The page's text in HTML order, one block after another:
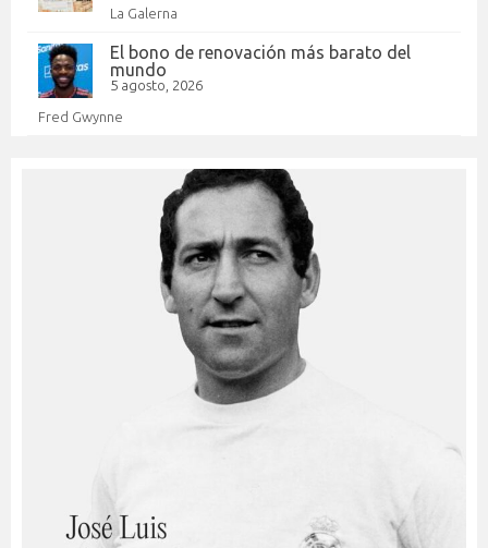
La Galerna
El bono de renovación más barato del
mundo
5 agosto, 2026
Fred Gwynne